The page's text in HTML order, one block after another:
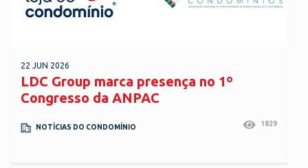
22 JUN 2026
LDC Group marca presença no 1º
Congresso da ANPAC
NOTÍCIAS DO CONDOMÍNIO 1829